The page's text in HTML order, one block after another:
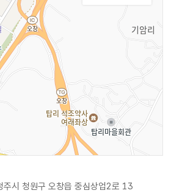
주시 청원구 오창읍 중심상업2로 13